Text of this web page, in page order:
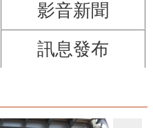
影音新聞
訊息發布